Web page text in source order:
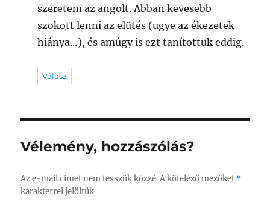
szeretem az angolt. Abban kevesebb
szokott lenni az elütés (ugye az ékezetek
hiánya…), és amúgy is ezt tanítottuk eddig.
Válasz
Vélemény, hozzászólás?
Az e-mail címet nem tesszük közzé. A kötelező mezőket *
karakterrel jelöltük